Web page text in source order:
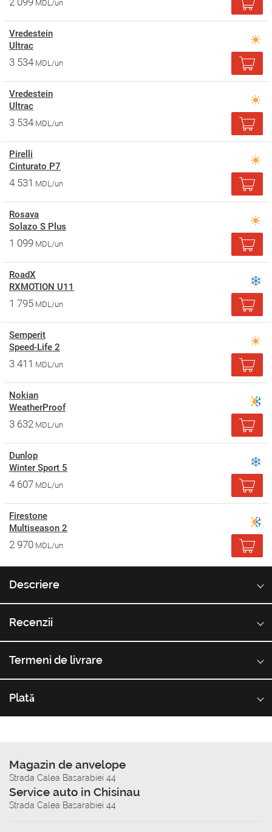
MDL/un
Vredestein
Ultrac
3 534 MDL/un
Vredestein
Ultrac
3 534 MDL/un
Pirelli
Cinturato P7
4 531 MDL/un
Rosava
Solazo S Plus
1 099 MDL/un
RoadX
RXMOTION U11
1 795 MDL/un
Semperit
Speed-Life 2
3 411 MDL/un
Nokian
WeatherProof
3 632 MDL/un
Dunlop
Winter Sport 5
4 607 MDL/un
Firestone
Multiseason 2
2 970 MDL/un
Descriere
Recenzii
Termeni de livrare
Plată
Magazin de anvelope
Strada Calea Basarabiei 44
Service auto in Chisinau
Strada Calea Basarabiei 44